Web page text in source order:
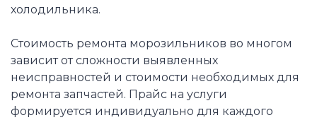
холодильника.
Стоимость ремонта морозильников во многом
зависит от сложности выявленных
неисправностей и стоимости необходимых для
ремонта запчастей. Прайс на услуги
формируется индивидуально для каждого